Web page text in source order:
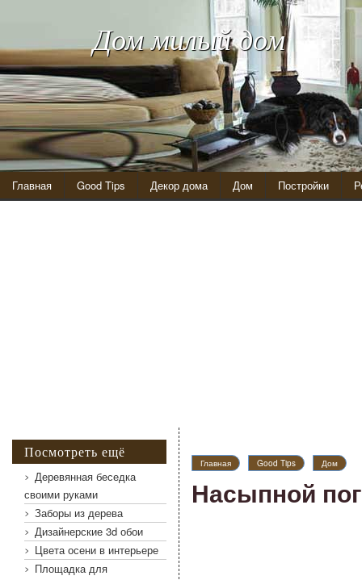
Дом милый дом
Главная Good Tips Декор дома Дом Постройки
Главная Good Tips Дом
Насыпной
Посмотреть ещё
Деревянная беседка
своими руками
Заборы из дерева
Дизайнерские 3d обои
Цвета осени в интерьере
Площадка для